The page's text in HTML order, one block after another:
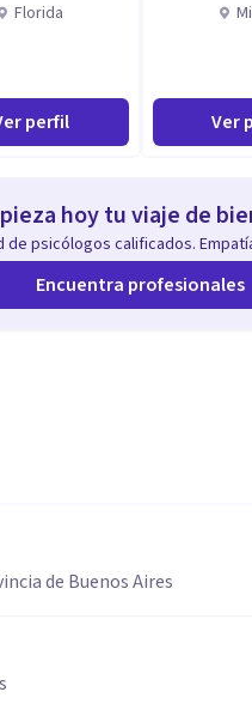
Florida
perfil Ver
hoy tu viaje de
de psicólogos calificados.
Encuentra profesionales
de Buenos Aires